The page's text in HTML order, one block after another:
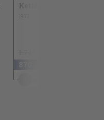
Kettős rekviem